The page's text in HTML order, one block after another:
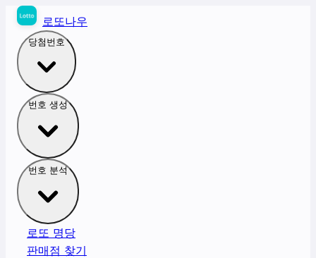
로또나우
당첨번호
번호 생성
번호 분석
로또 명당
판매점 찾기